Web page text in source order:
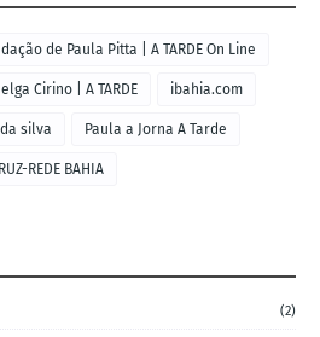
de Paula Pitta | A TARDE On Line
Cirino | A TARDE ibahia.com
silva Paula a Jorna A Tarde
REDE BAHIA
(2)